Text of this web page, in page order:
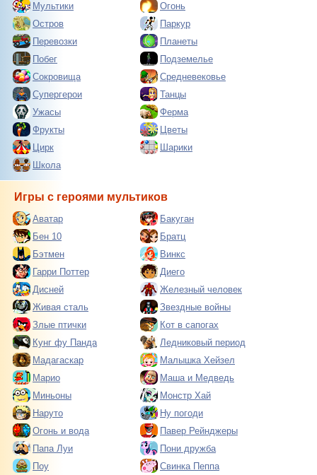
Мультики
Огонь
Остров
Паркур
Перевозки
Планеты
Побег
Подземелье
Сокровища
Средневековье
Супергерои
Танцы
Ужасы
Ферма
Фрукты
Цветы
Цирк
Шарики
Школа
Игры с героями мультиков
Аватар
Бакуган
Бен 10
Братц
Бэтмен
Винкс
Гарри Поттер
Диего
Дисней
Железный человек
Живая сталь
Звездные войны
Злые птички
Кот в сапогах
Кунг фу Панда
Ледниковый период
Мадагаскар
Малышка Хейзел
Марио
Маша и Медведь
Миньоны
Монстр Хай
Наруто
Ну погоди
Огонь и вода
Павер Рейнджеры
Папа Луи
Пони дружба
Поу
Свинка Пеппа